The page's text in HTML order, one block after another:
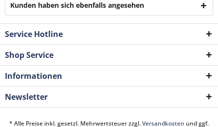
Kunden haben sich ebenfalls angesehen
Service Hotline
Shop Service
Informationen
Newsletter
* Alle Preise inkl. gesetzl. Mehrwertsteuer zzgl.Versandkosten und ggf.